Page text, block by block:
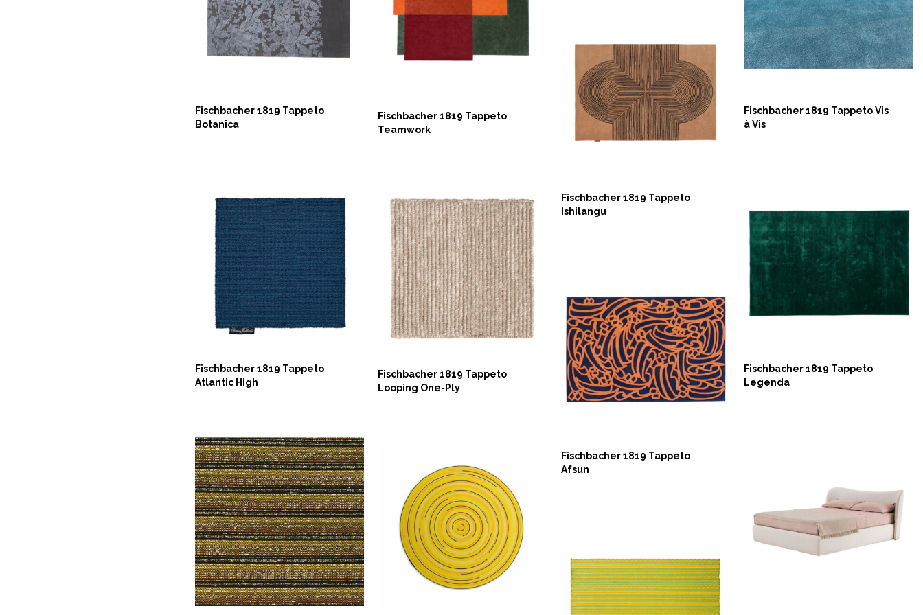
Fischbacher 1819 Tappeto
Botanica
Fischbacher 1819 Tappeto Vis
à Vis
ASK NOW
Fischbacher 1819 Tappeto
Teamwork
Fischbacher 1819 Tappeto
Ishilangu
ASK NOW
Fischbacher 1819 Tappeto
Atlantic High
Fischbacher 1819 Tappeto
Legenda
ASK NOW
Fischbacher 1819 Tappeto
Looping One-Ply
Fischbacher 1819 Tappeto
Afsun
ASK NOW